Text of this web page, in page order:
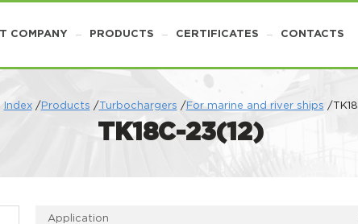
COMPANY PRODUCTS CERTIFICATES CONTACTS
Index/ Products / Turbochargers / For marine and river ships /TK18
ТК18С-23(12)
Application